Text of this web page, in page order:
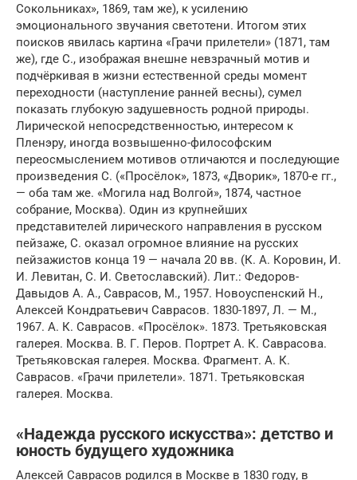
Сокольниках», 1869, там же), к усилению
эмоционального звучания светотени. Итогом этих
поисков явилась картина «Грачи прилетели» (1871, там
же), где С., изображая внешне невзрачный мотив и
подчёркивая в жизни естественной среды момент
переходности (наступление ранней весны), сумел
показать глубокую задушевность родной природы.
Лирической непосредственностью, интересом к
Пленэру, иногда возвышенно-философским
переосмыслением мотивов отличаются и последующие
произведения С. («Просёлок», 1873, «Дворик», 1870-е гг.,
— оба там же. «Могила над Волгой», 1874, частное
собрание, Москва). Один из крупнейших
представителей лирического направления в русском
пейзаже, С. оказал огромное влияние на русских
пейзажистов конца 19 — начала 20 вв. (К. А. Коровин, И.
И. Левитан, С. И. Светославский). Лит.: Федоров-
Давыдов А. А., Саврасов, М., 1957. Новоуспенский Н.,
Алексей Кондратьевич Саврасов. 1830-1897, Л. — М.,
1967. А. К. Саврасов. «Просёлок». 1873. Третьяковская
галерея. Москва. В. Г. Перов. Портрет А. К. Саврасова.
Третьяковская галерея. Москва. Фрагмент. А. К.
Саврасов. «Грачи прилетели». 1871. Третьяковская
галерея. Москва.
«Надежда русского искусства»: детство и
юность будущего художника
Алексей Саврасов родился в Москве в 1830 году, в